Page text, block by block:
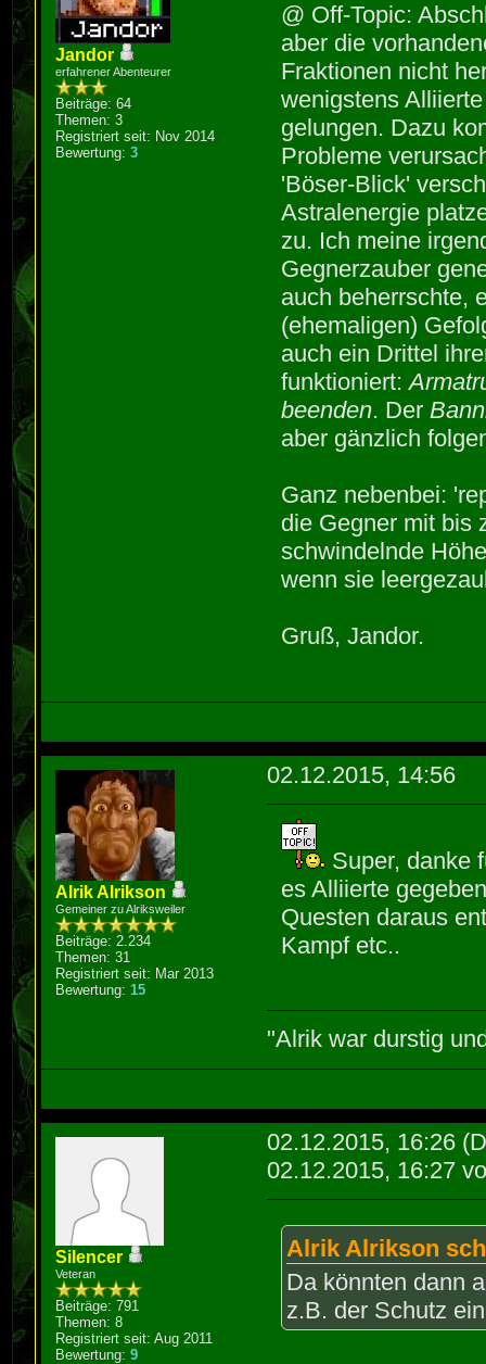
Jandor
erfahrener Abenteurer
Beiträge: 64
Themen: 3
Registriert seit: Nov 2014
Bewertung:3
@ Off-Topic:
aber die
Fraktionen nicht
wenigstens
gelungen. Dazu
Probleme
'Böser-Blick'
Astralenergie
zu. Ich meine
Gegnerzauber
auch beherrschte,
(ehemaligen)
auch ein Drittel
funktioniert:
beenden. Der
aber gänzlich
Ganz nebenbei:
die Gegner mit bis
schwindelnde
wenn sie
Gruß, Jandor.
Alrik Alrikson
Gemeiner zu Alriksweiler
Beiträge: 2.234
Themen: 31
Registriert seit: Mar 2013
Bewertung:15
02.12.2015, 14:56
Super, danke
es Alliierte
Questen daraus
Kampf etc..
"Alrik war durstig
Silencer
Veteran
Beiträge: 791
Themen: 8
Registriert seit: Aug 2011
Bewertung:9
02.12.2015, 16:26
02.12.2015, 16:27
Alrik Alrikson
Da könnten dann
z.B. der Schutz